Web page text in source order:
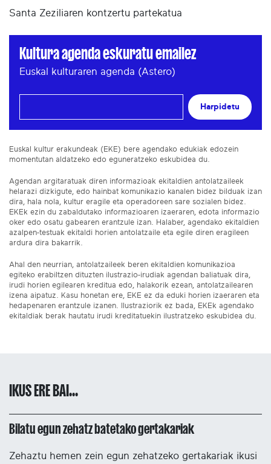
Santa Zeziliaren kontzertu partekatua
Kultura agenda eskuratu emailez
Euskal kulturaren agenda (Astero)
Harpidetu
Euskal kultur erakundeak (EKE) bere agendako edukiak edozein
momentutan aldatzeko edo eguneratzeko eskubidea du.
Agendan argitaratuak diren informazioak ekitaldien antolatzaileek
helarazi dizkigute, edo hainbat komunikazio kanalen bidez bilduak izan
dira, hala nola, kultur eragile eta operadoreen sare sozialen bidez.
EKEk ezin du zabaldutako informazioaren izaeraren, edota informazio
oker edo osatu gabearen erantzule izan. Halaber, agendako ekitaldien
azalpen-testuak ekitaldi horien antolatzaile eta egile diren eragileen
ardura dira bakarrik.
Ahal den neurrian, antolatzaileek beren ekitaldien komunikazioa
egiteko erabiltzen dituzten ilustrazio-irudiak agendan baliatuak dira,
irudi horien egilearen kreditua edo, halakorik ezean, antolatzailearen
izena aipatuz. Kasu honetan ere, EKE ez da eduki horien izaeraren eta
hedapenaren erantzule izanen. Ilustraziorik ez bada, EKEk agendako
ekitaldiak berak hautatu irudi kreditatuekin ilustratzeko eskubidea du.
IKUS ERE BAI...
Bilatu egun zehatz batetako gertakariak
Zehaztu hemen zein egun zehatzeko gertakariak ikusi